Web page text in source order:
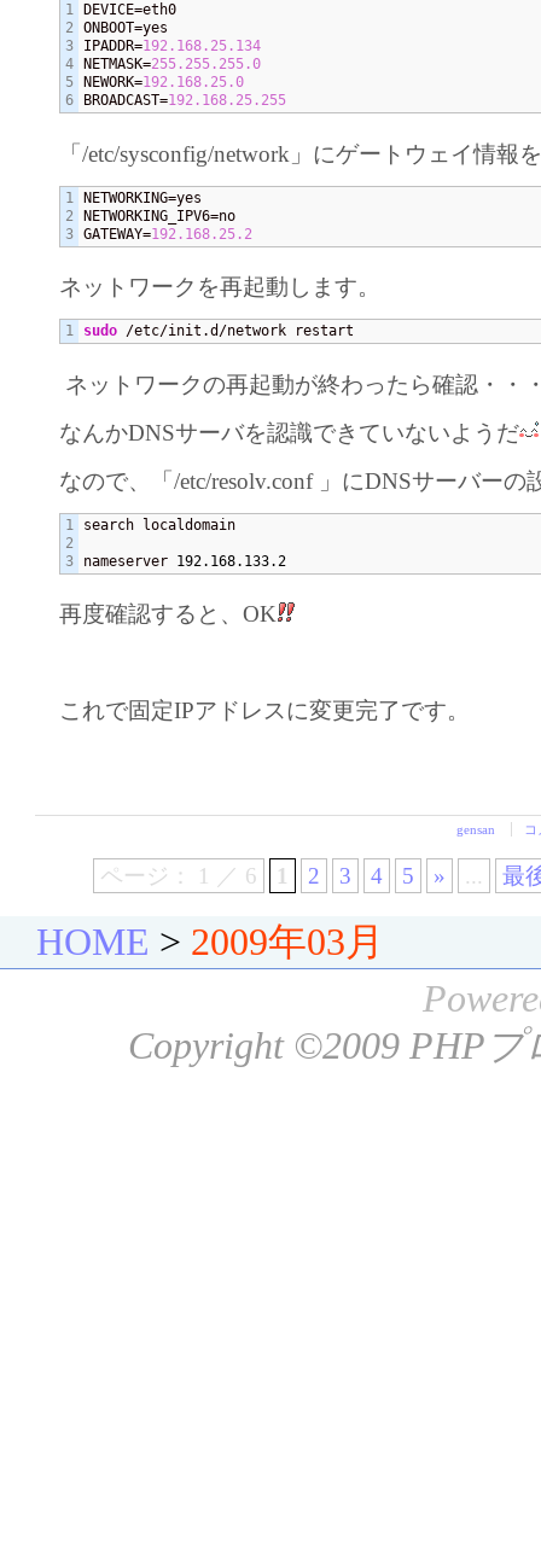
1
2
3
4
5
DEVICE=eth0
ONBOOT=yes
IPADDR=192.168 .25 .134
NETMASK=255.255 .255 .0
NEWORK=192.168 .25 .0
BROADCAST=192.168 .25 .255
「/etc/sysconfig/network」にゲートウェイ情報
1
2
NETWORKING=yes
NETWORKING_IPV6=no
GATEWAY=192.168 .25 .2
ネットワークを再起動します。
sudo /etc/init.d/network restart
ネットワークの再起動が終わったら確認・・
なんかDNSサーバを認識できていないようだ
なので、「/etc/resolv.conf 」にDNSサーバーの
1
2
search localdomain
nameserver 192.168.133.2
再度確認すると、OK
これで固定IPアドレスに変更完了です。
gensan
ページ： 1 ／ 6 1 2 3 4 5 » ... 最
HOME > 2009年03月
Copyright ©2009 PHPプ